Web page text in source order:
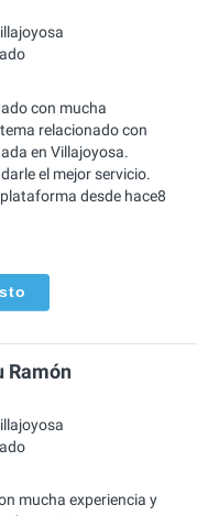
con mucha
relacionado con
en Villajoyosa.
el mejor servicio.
desde hace8
Ramón
mucha experiencia y